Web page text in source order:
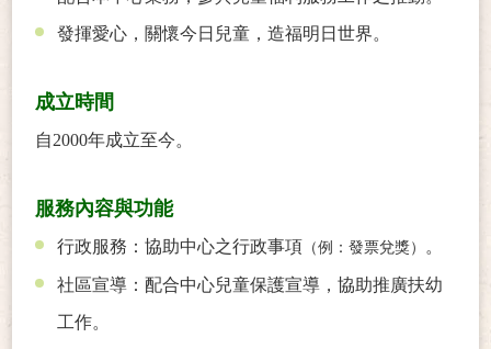
發揮愛心，關懷今日兒童，造福明日世界。
成立時間
自2000年成立至今。
服務內容與功能
行政服務：協助中心之行政事項 （例：發票兌獎） 。
社區宣導：配合中心兒童保護宣導，協助推廣扶幼
工作。